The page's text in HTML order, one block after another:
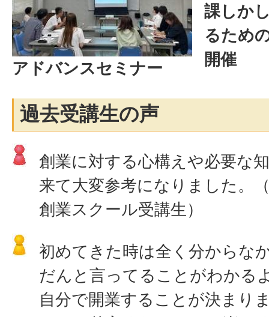
アドバンスセミナー
課しか
るため
開催
過去受講生の声
創業に対する心構えや必要な
来て大変参考になりました。
創業スクール受講生）
初めてきた時は全く分からな
だんと言ってることがわかる
自分で開業することが決まり